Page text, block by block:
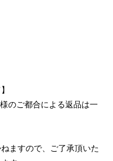
のご都合による返品は一
ますので、ご了承頂いた